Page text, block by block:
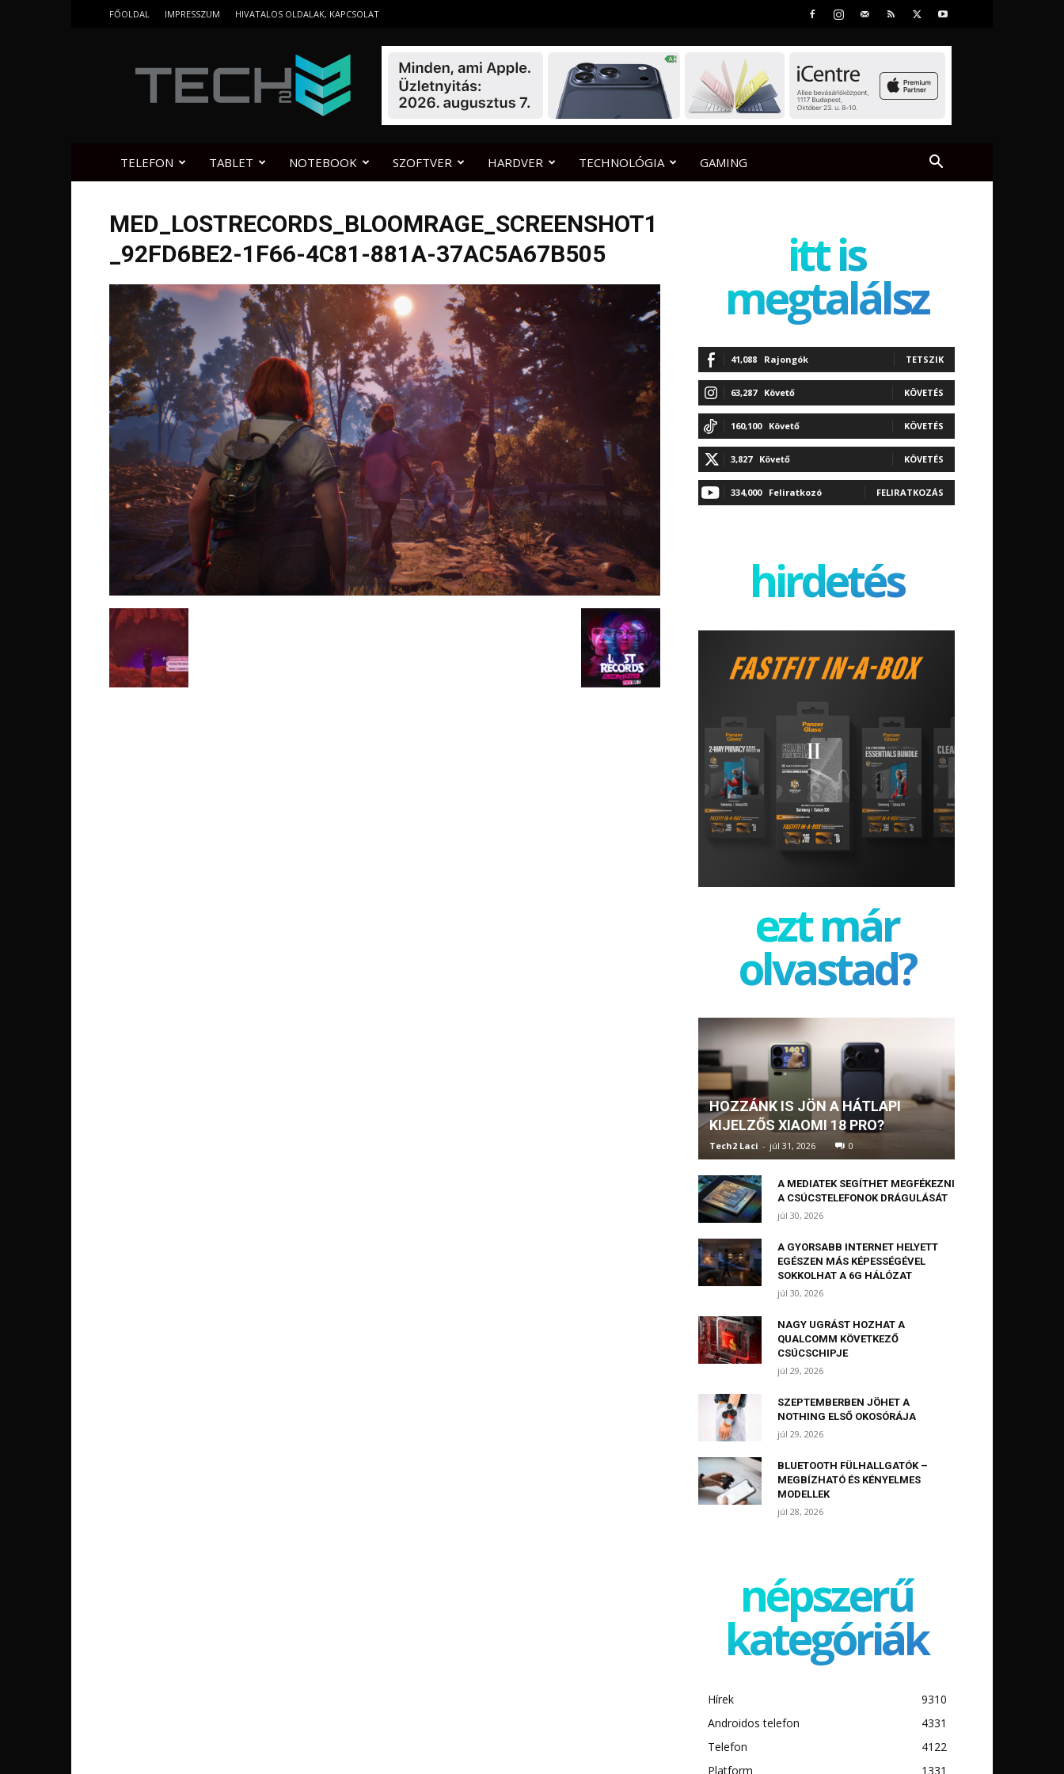
FŐOLDAL IMPRESSZUM HIVATALOS OLDALAK, KAPCSOLAT
TELEFON TABLET NOTEBOOK SZOFTVER HARDVER TECHNOLÓGIA GAMING
MED_LOSTRECORDS_BLOOMRAGE_SCREENSHOT1
_92FD6BE2-1F66-4C81-881A-37AC5A67B505
itt is
megtalálsz
41,088 Rajongók TETSZIK
63,287 Követő KÖVETÉS
160,100 Követő KÖVETÉS
3,827 Követő KÖVETÉS
334,000 Feliratkozó FELIRATKOZÁS
hirdetés
ezt már
olvastad?
HOZZÁNK IS JÖN A HÁTLAPI
KIJELZŐS XIAOMI 18 PRO?
Tech2 Laci - júl 31, 2026 0
A MEDIATEK SEGÍTHET MEGFÉKEZNI
A CSÚCSTELEFONOK DRÁGULÁSÁT
júl 30, 2026
A GYORSABB INTERNET HELYETT
EGÉSZEN MÁS KÉPESSÉGÉVEL
SOKKOLHAT A 6G HÁLÓZAT
júl 30, 2026
NAGY UGRÁST HOZHAT A
QUALCOMM KÖVETKEZŐ
CSÚCSCHIPJE
júl 29, 2026
SZEPTEMBERBEN JÖHET A
NOTHING ELSŐ OKOSÓRÁJA
júl 29, 2026
BLUETOOTH FÜLHALLGATÓK –
MEGBÍZHATÓ ÉS KÉNYELMES
MODELLEK
júl 28, 2026
népszerű
kategóriák
Hírek
9310
Androidos telefon
4331
Telefon
4122
Platform
1331